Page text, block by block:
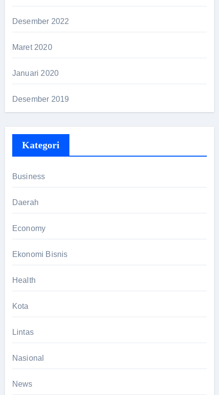
Desember 2022
Maret 2020
Januari 2020
Desember 2019
Kategori
Business
Daerah
Economy
Ekonomi Bisnis
Health
Kota
Lintas
Nasional
News